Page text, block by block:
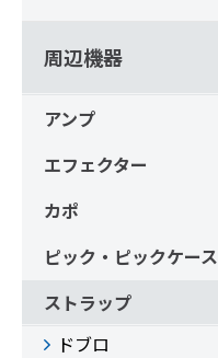
周辺機器
アンプ
エフェクター
カポ
ピック・ピックケース
ストラップ
ドブロ